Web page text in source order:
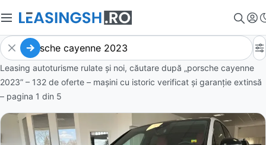
Leasing autoturisme rulate și noi, căutare după „porsche cayenne
2023” – 132 de oferte – mașini cu istoric verificat și garanție extinsă
– pagina 1 din 5